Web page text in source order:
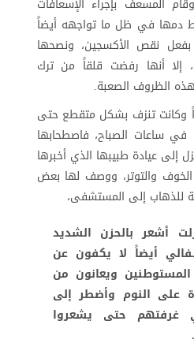
دمها في ظل ما تواجهه أيضاً
نقص الأكسجين، ونصحها
إلا أنها رفضت قلقاً من ترك
الظروف الصعبة.
وكانت تنزف بشكل متقطع حتى
في ساعات الصباح، فاصطحابها
إلى عيادة طبيبها الذي أخبرها
والتوتر، ووصف لها بعض
للذهاب إلى المستشفى،
أشعر بالحزن الشديد
أيضاً لا يكفون عن
ويعانون من
على النوم وأضطر إلى
غرفتهم حتى يشعروا